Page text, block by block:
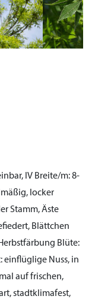
IV Breite/m:8-
locker
Stamm, Äste
Blättchen
Blüte:
einflüglige Nuss, in
auf frischen,
stadtklimafest,